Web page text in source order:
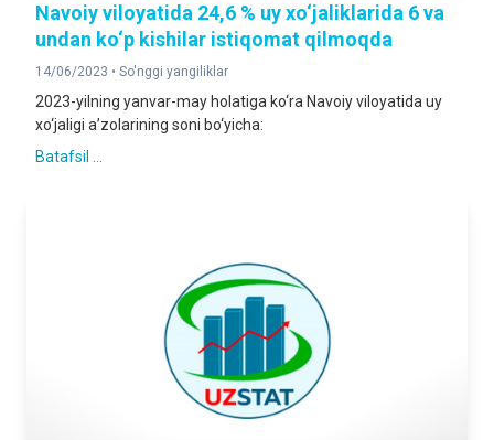
Navoiy viloyatida 24,6 % uy xo‘jaliklarida 6 va
undan ko‘p kishilar istiqomat qilmoqda
14/06/2023 • So'nggi yangiliklar
2023-yilning yanvar-may holatiga ko‘ra Navoiy viloyatida uy
xo‘jaligi a’zolarining soni bo‘yicha:
Batafsil ...